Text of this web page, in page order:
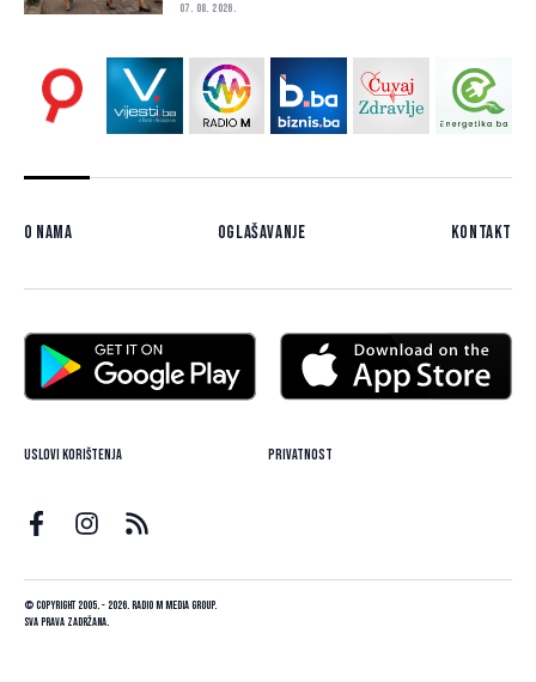
07. 08. 2026.
O nama Oglašavanje Kontakt
Uslovi korištenja Privatnost
© Copyright 2005. - 2026. Radio M Media Group.
Sva prava zadržana.